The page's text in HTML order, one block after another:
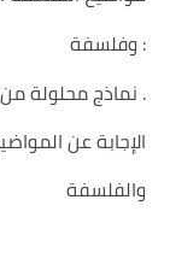
وفلسفة :
نماذج محلولة من مواضيع البكالوريا للسنة الثالثة ثانوي .
الإجابة عن
والفلسفة